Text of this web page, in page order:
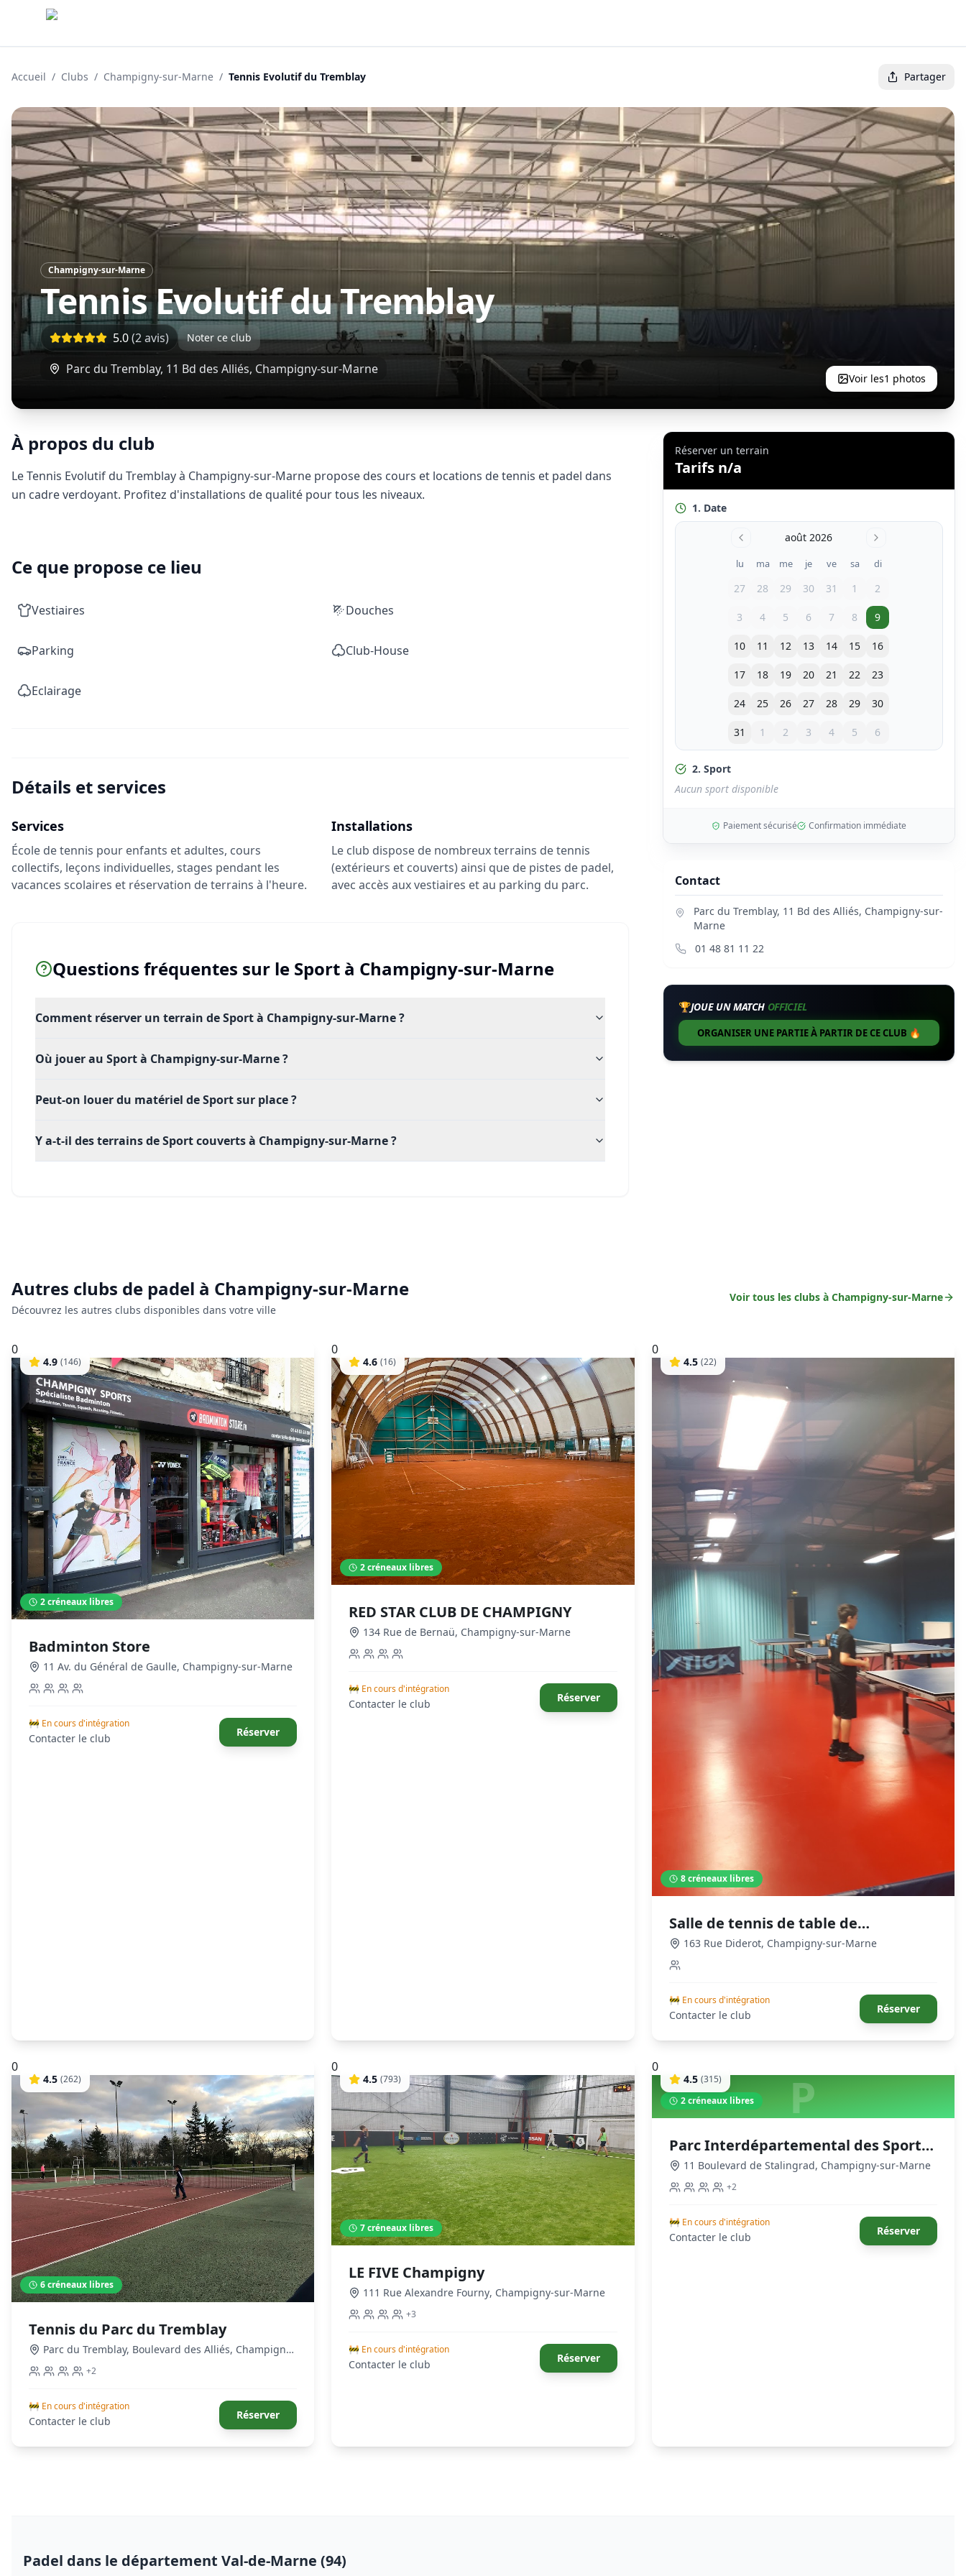
Accueil / Clubs / Champigny-sur-Marne / Tennis Evolutif du Tremblay Partager
Champigny-sur-Marne
Tennis Evolutif du Tremblay
5.0(2avis) Noter ce club
Parc du Tremblay, 11 Bd des Alliés, Champigny-sur-Marne
Voir les1 photos
À propos du club
Le Tennis Evolutif du Tremblay à Champigny-sur-Marne propose des cours et locations de tennis et padel dans
un cadre verdoyant. Profitez d'installations de qualité pour tous les niveaux.
Ce que propose ce lieu
Vestiaires Douches
Parking Club-House
Eclairage
Détails et services
Services
École de tennis pour enfants et adultes, cours
collectifs, leçons individuelles, stages pendant les
vacances scolaires et réservation de terrains à l'heure.
Installations
Le club dispose de nombreux terrains de tennis
(extérieurs et couverts) ainsi que de pistes de padel,
avec accès aux vestiaires et au parking du parc.
Questions fréquentes sur le Sport à Champigny-sur-Marne
Comment réserver un terrain de Sport à Champigny-sur-Marne ?
Où jouer au Sport à Champigny-sur-Marne ?
Peut-on louer du matériel de Sport sur place ?
Y a-t-il des terrains de Sport couverts à Champigny-sur-Marne ?
Réserver un terrain
Tarifs n/a
1. Date
août 2026
lu ma me je ve sa di
27 28 29 30 31 1 2
3 4 5 6 7 8 9
10 11 12 13 14 15 16
17 18 19 20 21 22 23
24 25 26 27 28 29 30
31 1 2 3 4 5 6
2. Sport
Aucun sport disponible
Paiement sécurisé Confirmation immédiate
Contact
Parc du Tremblay, 11 Bd des Alliés, Champigny-sur-
Marne
01 48 81 11 22
🏆JOUE UN MATCH OFFICIEL
ORGANISER UNE PARTIE À PARTIR DE CE CLUB 🔥
Autres clubs de padel à Champigny-sur-Marne
Découvrez les autres clubs disponibles dans votre ville
Voir tous les clubs à Champigny-sur-Marne
0
4.9 (146)
2créneaux libres
Badminton Store
11 Av. du Général de Gaulle, Champigny-sur-Marne
🚧 En cours d'intégration
Contacter le club Réserver
0
4.6 (16)
2créneaux libres
RED STAR CLUB DE CHAMPIGNY
134 Rue de Bernaü, Champigny-sur-Marne
🚧 En cours d'intégration
Contacter le club Réserver
0
4.5 (22)
8créneaux libres
Salle de tennis de table de
Champigny
163 Rue Diderot, Champigny-sur-Marne
🚧 En cours d'intégration
Contacter le club Réserver
0
4.5 (262)
6créneaux libres
Tennis du Parc du Tremblay
Parc du Tremblay, Boulevard des Alliés, Champigny-
sur-Marne
+2
🚧 En cours d'intégration
Contacter le club Réserver
0
4.5 (793)
7créneaux libres
LE FIVE Champigny
111 Rue Alexandre Fourny, Champigny-sur-Marne
+3
🚧 En cours d'intégration
Contacter le club Réserver
0
P
4.5 (315)
2créneaux libres
Parc Interdépartemental des Sports
du Tremblay
11 Boulevard de Stalingrad, Champigny-sur-Marne
+2
🚧 En cours d'intégration
Contacter le club Réserver
Padel dans le département Val-de-Marne (94)